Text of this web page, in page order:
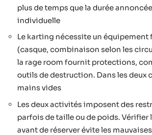
plus de temps que la durée
individuelle
Le karting nécessite un équipement
(casque, combinaison selon les
la rage room fournit protections,
outils de destruction. Dans les deux
mains vides
Les deux activités imposent des
parfois de taille ou de poids.
avant de réserver évite les